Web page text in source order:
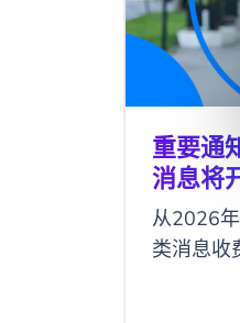
重要通
消息将
从2026
类消息收